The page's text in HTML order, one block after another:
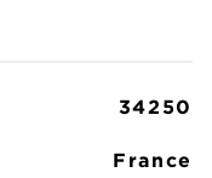
34250
France